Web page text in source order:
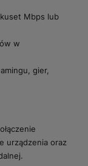
Mbps lub
w
gier,
urządzenia oraz